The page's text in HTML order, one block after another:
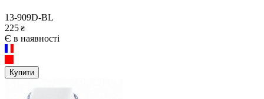
13-909D-BL
225 ₴
Є в наявності
Купити